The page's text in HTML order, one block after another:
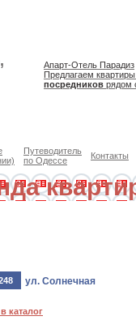
Апарт-Отель Парадиз
Предлагаем
посредников рядом
Путеводитель
по Одессе
Контакты
ул. Солнечная
каталог